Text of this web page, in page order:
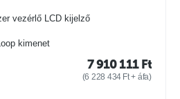
vezérlő LCD kijelző
kimenet
7 910 111 Ft
(6 228 434 Ft+ áfa)